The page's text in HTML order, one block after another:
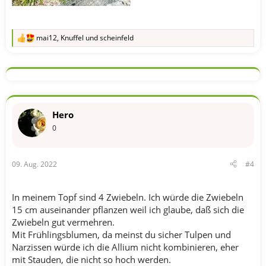
R
k
o
e
n
mai12, Knuffel undscheinfeld
Hero
0
09. Aug. 2022 #4
In meinem Topf sind 4 Zwiebeln. Ich würde die Zwiebeln
15 cm auseinander pflanzen weil ich glaube, daß sich die
Zwiebeln gut vermehren.
Mit Frühlingsblumen, da meinst du sicher Tulpen und
Narzissen würde ich die Allium nicht kombinieren, eher
mit Stauden, die nicht so hoch werden.